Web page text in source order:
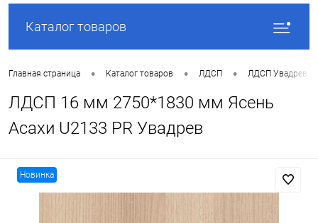
Каталог товаров
Главная страница • Каталог товаров • ЛДСП • ЛДСП Увадрев
ЛДСП 16 мм 2750*1830 мм Ясень
Асахи U2133 PR Увадрев
Новинка